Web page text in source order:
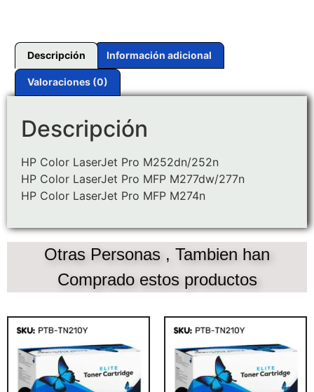
Descripción Información adicional
Valoraciones (0)
Descripción
HP Color LaserJet Pro M252dn/252n
HP Color LaserJet Pro MFP M277dw/277n
HP Color LaserJet Pro MFP M274n
Otras Personas , Tambien han
Comprado estos productos